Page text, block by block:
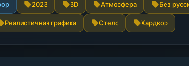
2023 3D Атмосфера Без
Реалистичная графика Стелс Хардкор